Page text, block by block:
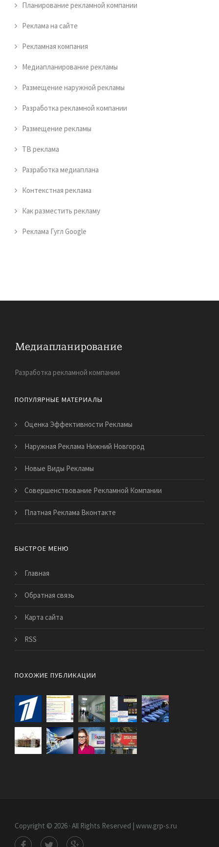
Планирование рекламной компании
Реклама на сайте
Рекламная компания
Медиапланирование рекламы
Размещение наружной рекламы
Разработка рекламной компании
Размещение рекламы
ТВ реклама
Разработка медиаплана
Контекстная реклама
Как разместить рекламу
Реклама Гугл Google
Разработка рекламной компании
ПОПУЛЯРНЫЕ МАТЕРИАЛЫ
Оценка Эффективности Рекламы
Наружная Реклама Нижний Новгород
Новые Виды Рекламы
Совершенствование Рекламной Компании
Платная Реклама Вконтакте
БЫСТРОЕ МЕНЮ
Главная
Обратная связь
Карта сайта
RSS
ПОХОЖИЕ ПУБЛИКАЦИИ
Copyright © 2026 · All Rights Reserved | www.grp-s.ru